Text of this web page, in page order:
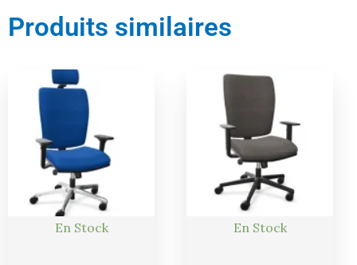
Produits similaires
En Stock
Le
prix
actuel
est :
732,00 €.
En Stock
Le
actuel
est :
423,00 €.